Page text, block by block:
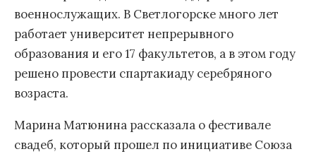
военнослужащих. В Светлогорске много лет
работает университет непрерывного
образования и его 17 факультетов, а в этом году
решено провести спартакиаду серебряного
возраста.
Марина Матюнина рассказала о фестивале
свадеб, который прошел по инициативе Союза